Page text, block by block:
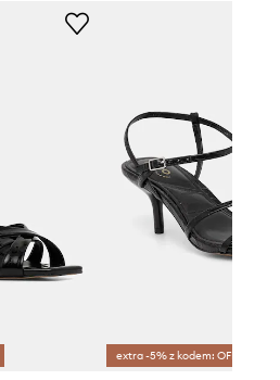
extra -5% z kodem: OFF*